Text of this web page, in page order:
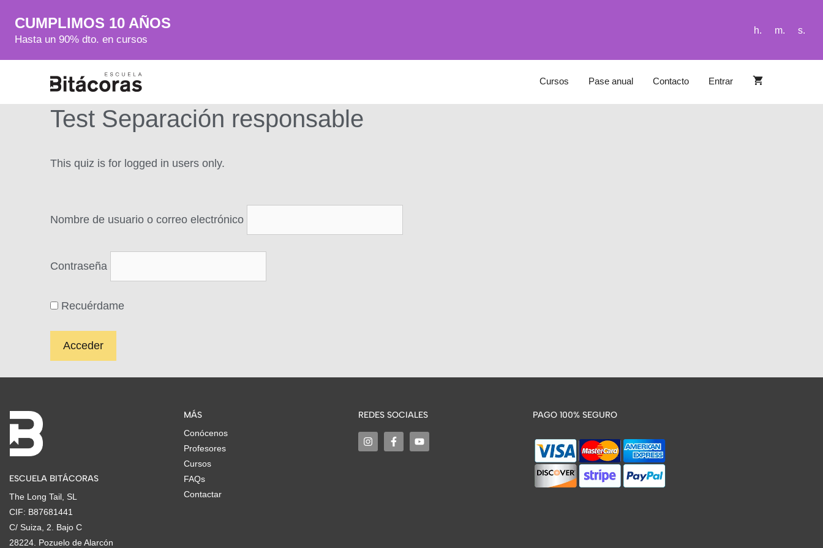
CUMPLIMOS 10 AÑOS
Hasta un 90% dto. en cursos
h. m. s.
Cursos Pase anual Contacto Entrar
Test Separación responsable
This quiz is for logged in users only.
Nombre de usuario o correo electrónico
Contraseña
Recuérdame
ESCUELA BITÁCORAS
The Long Tail, SL
CIF: B87681441
C/ Suiza, 2. Bajo C
28224. Pozuelo de Alarcón
MÁS
Conócenos
Profesores
Cursos
FAQs
Contactar
REDES SOCIALES PAGO 100% SEGURO